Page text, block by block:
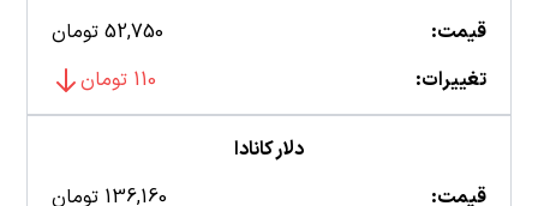
قیمت:
52,750 تومان
تغییرات:
110 تومان
دلار کانادا
قیمت:
136,160 تومان